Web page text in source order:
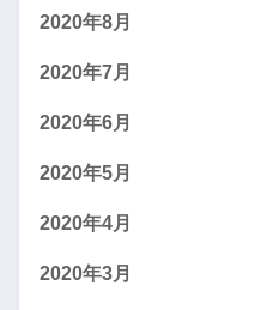
2020年8月
2020年7月
2020年6月
2020年5月
2020年4月
2020年3月